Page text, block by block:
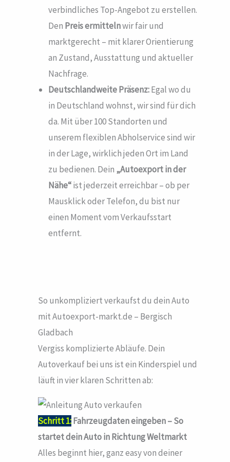
verbindliches Top-Angebot zu erstellen.
Den Preis ermittelnwir fair und
marktgerecht – mit klarer Orientierung
an Zustand, Ausstattung und aktueller
Nachfrage.
Deutschlandweite Präsenz:Egal wo du
in Deutschland wohnst, wir sind für dich
da. Mit über 100 Standorten und
unserem flexiblen Abholservice sind wir
in der Lage, wirklich jeden Ort im Land
zu bedienen. Dein „Autoexport in der
Nähe“ist jederzeit erreichbar – ob per
Mausklick oder Telefon, du bist nur
einen Moment vom Verkaufsstart
entfernt.
So unkompliziert verkaufst du dein Auto
mit Autoexport-markt.de – Bergisch
Gladbach
Vergiss komplizierte Abläufe. Dein
Autoverkauf bei uns ist ein Kinderspiel und
läuft in vier klaren Schritten ab:
Schritt 1:Fahrzeugdaten eingeben – So
startet dein Auto in Richtung Weltmarkt
Alles beginnt hier, ganz easy von deiner